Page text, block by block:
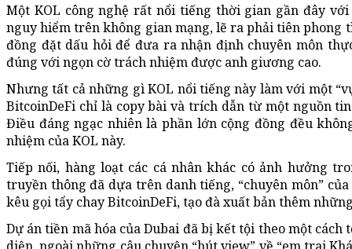
Một KOL công nghệ rất nổi tiếng thời gian gần đây
nguy hiểm trên không gian mạng, lẽ ra phải tiên phong
đồng đặt dấu hỏi để đưa ra nhận định chuyên môn
đúng với ngọn cờ trách nhiệm được anh giương cao.
Nhưng tất cả những gì KOL nổi tiếng này làm với một
BitcoinDeFi chỉ là copy bài và trích dẫn từ một nguồn
Điều đáng ngạc nhiên là phần lớn cộng đồng đều
nhiệm của KOL này.
Tiếp nối, hàng loạt các cá nhân khác có ảnh hưởng
truyền thông đã dựa trên danh tiếng, “chuyên môn”
kêu gọi tẩy chay BitcoinDeFi, tạo đà xuất bản thêm
Dự án tiền mã hóa của Dubai đã bị kết tội theo một